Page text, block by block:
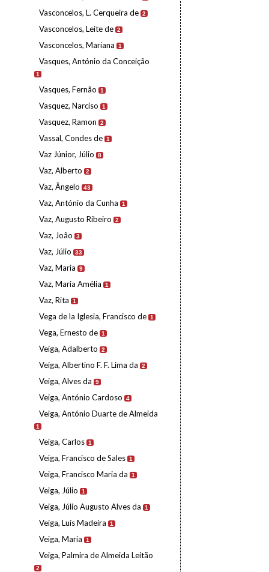
Vasconcelos, L. Cerqueira de 2
Vasconcelos, Leite de 2
Vasconcelos, Mariana 1
Vasques, António da Conceição
1
Vasques, Fernão 1
Vasquez, Narciso 1
Vasquez, Ramon 2
Vassal, Condes de 1
Vaz Júnior, Júlio 8
Vaz, Alberto 2
Vaz, Ângelo 43
Vaz, António da Cunha 1
Vaz, Augusto Ribeiro 2
Vaz, João 3
Vaz, Júlio 33
Vaz, Maria 9
Vaz, Maria Amélia 1
Vaz, Rita 1
Vega de la Iglesia, Francisco de 1
Vega, Ernesto de 1
Veiga, Adalberto 2
Veiga, Albertino F. F. Lima da 2
Veiga, Alves da 9
Veiga, António Cardoso 4
Veiga, António Duarte de Almeida
1
Veiga, Carlos 1
Veiga, Francisco de Sales 1
Veiga, Francisco Maria da 1
Veiga, Júlio 1
Veiga, Júlio Augusto Alves da 1
Veiga, Luís Madeira 1
Veiga, Maria 1
Veiga, Palmira de Almeida Leitão
2